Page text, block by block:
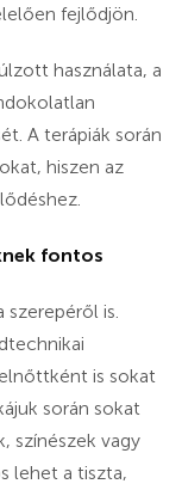
fejlődjön.
használata, a
A terápiák során
hiszen az
fontos
is.
is sokat
során sokat
színészek vagy
lehet a tiszta,